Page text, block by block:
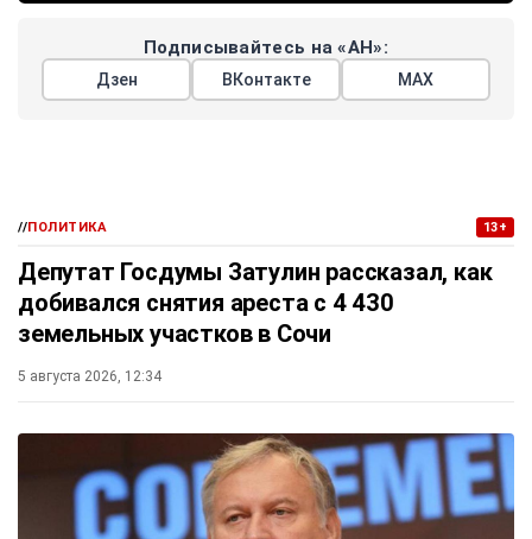
Подписывайтесь на «АН»:
Дзен ВКонтакте МАХ
//ПОЛИТИКА 13+
Депутат Госдумы Затулин рассказал, как
добивался снятия ареста с 4 430
земельных участков в Сочи
5 августа 2026, 12:34